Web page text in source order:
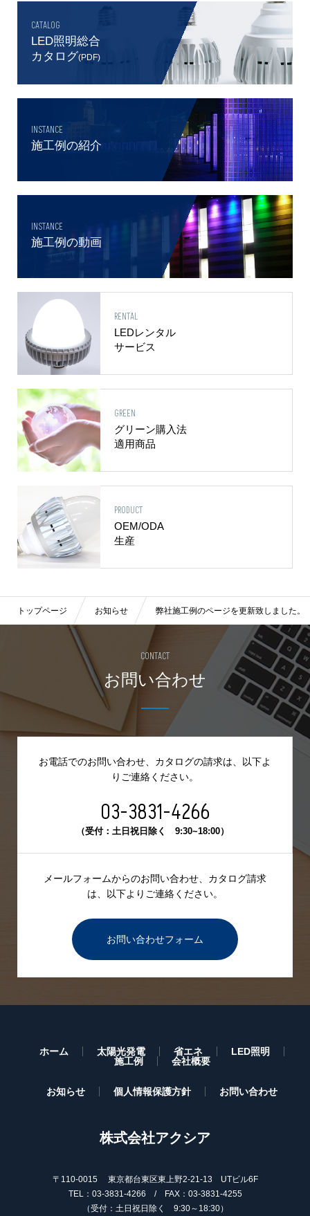
CATALOG
LED照明総合
カタログ(PDF)
INSTANCE
施工例の紹介
INSTANCE
施工例の動画
RENTAL
LEDレンタル
サービス
GREEN
グリーン購入法
適用商品
PRODUCT
OEM/ODA
生産
トップページ お知らせ 弊社施工例のページを更新致しました。
CONTACT
お問い合わせ
お電話でのお問い合わせ、カタログの請求は、
以下よ
りご連絡ください。
03-3831-4266
（受付：土日祝日除く 9:30~18:00）
メールフォームからのお問い合わせ、カタログ請求
は、
以下よりご連絡ください。
お問い合わせフォーム
ホーム 太陽光発電 省エネ
LED照明
施工例
会社概要
お知らせ 個人情報保護方針 お問い合わせ
株式会社アクシア
〒110-0015 東京都台東区東上野2-21-13 UTビル6F
TEL：03-3831-4266 / FAX：03-3831-4255
（受付：土日祝日除く 9:30～18:30）